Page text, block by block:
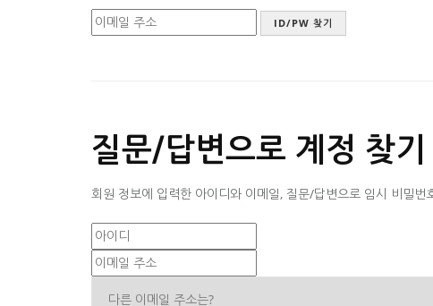
질문/답변으로 계정 찾기
회원 정보에 입력한 아이디와 이메일, 질문/답변으로 임시 비밀번